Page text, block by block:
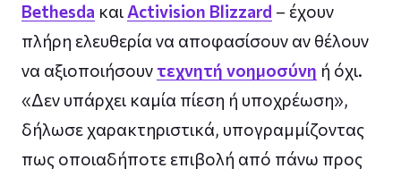
Bethesda και Activision Blizzard – έχουν
πλήρη ελευθερία να αποφασίσουν αν θέλουν
να αξιοποιήσουν τεχνητή νοημοσύνη ή όχι.
«Δεν υπάρχει καμία πίεση ή υποχρέωση»,
δήλωσε χαρακτηριστικά, υπογραμμίζοντας
πως οποιαδήποτε επιβολή από πάνω προς